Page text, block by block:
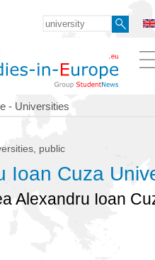
- Universities
public
Ioan Cuza
Alexandru Ioan